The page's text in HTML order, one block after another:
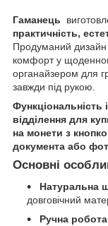
Гаманець
практичність,
Продуманий дизайн
комфорт у
органайзером для
завжди під рукою.
Функціональність
відділення для
на монети з
документа або
Основні
Натуральна
довговічний
Ручна робота